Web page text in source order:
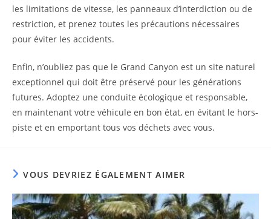
les limitations de vitesse, les panneaux d’interdiction ou de
restriction, et prenez toutes les précautions nécessaires
pour éviter les accidents.
Enfin, n’oubliez pas que le Grand Canyon est un site naturel
exceptionnel qui doit être préservé pour les générations
futures. Adoptez une conduite écologique et responsable,
en maintenant votre véhicule en bon état, en évitant le hors-
piste et en emportant tous vos déchets avec vous.
VOUS DEVRIEZ ÉGALEMENT AIMER